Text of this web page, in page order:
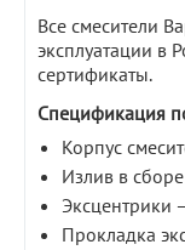
Все смесители
эксплуатации в
сертификаты.
Спецификация
Корпус
Излив в
Эксцентрики
Прокладка